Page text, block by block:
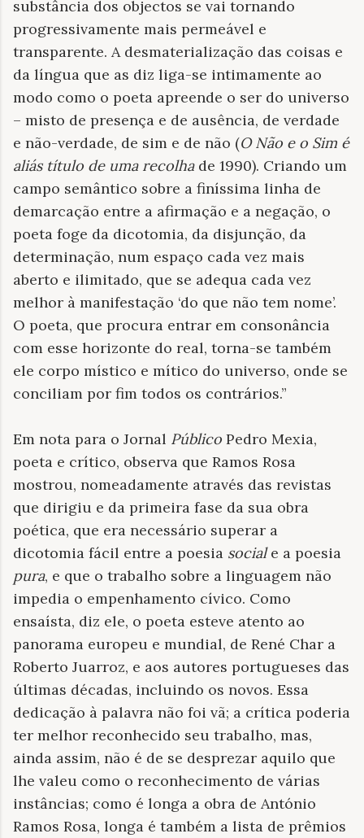
substância dos objectos se vai tornando
progressivamente mais permeável e
transparente. A desmaterialização das coisas e
da língua que as diz liga-se intimamente ao
modo como o poeta apreende o ser do universo
– misto de presença e de ausência, de verdade
e não-verdade, de sim e de não (O Não e o Sim é
aliás título de uma recolhade 1990). Criando um
campo semântico sobre a finíssima linha de
demarcação entre a afirmação e a negação, o
poeta foge da dicotomia, da disjunção, da
determinação, num espaço cada vez mais
aberto e ilimitado, que se adequa cada vez
melhor à manifestação ‘do que não tem nome’.
O poeta, que procura entrar em consonância
com esse horizonte do real, torna-se também
ele corpo místico e mítico do universo, onde se
conciliam por fim todos os contrários.”
Em nota para o Jornal Público Pedro Mexia,
poeta e crítico, observa que Ramos Rosa
mostrou, nomeadamente através das revistas
que dirigiu e da primeira fase da sua obra
poética, que era necessário superar a
dicotomia fácil entre a poesia sociale a poesia
pura, e que o trabalho sobre a linguagem não
impedia o empenhamento cívico. Como
ensaísta, diz ele, o poeta esteve atento ao
panorama europeu e mundial, de René Char a
Roberto Juarroz, e aos autores portugueses das
últimas décadas, incluindo os novos. Essa
dedicação à palavra não foi vã; a crítica poderia
ter melhor reconhecido seu trabalho, mas,
ainda assim, não é de se desprezar aquilo que
lhe valeu como o reconhecimento de várias
instâncias; como é longa a obra de António
Ramos Rosa, longa é também a lista de prêmios